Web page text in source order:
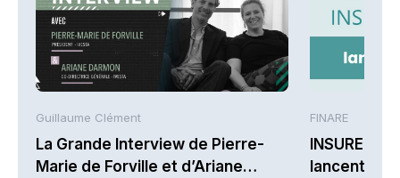
Guillaume Clément
La Grande Interview de Pierre-
Marie de Forville et d’Ariane
FINARE
INSUREM
lancent